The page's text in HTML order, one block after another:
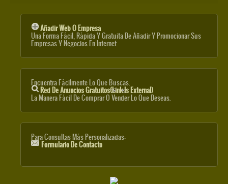
Añadir Web O Empresa
Una Forma Fácil, Rápida Y Gratuita De Añadir Y Promocionar Sus
Empresas Y Negocios En Internet.
Encuentra Fácilmente Lo Que Buscas.
Red De Anuncios Gratuitos(link Is External)
La Manera Fácil De Comprar O Vender Lo Que Deseas.
Para Consultas Más Personalizadas:
Formulario De Contacto